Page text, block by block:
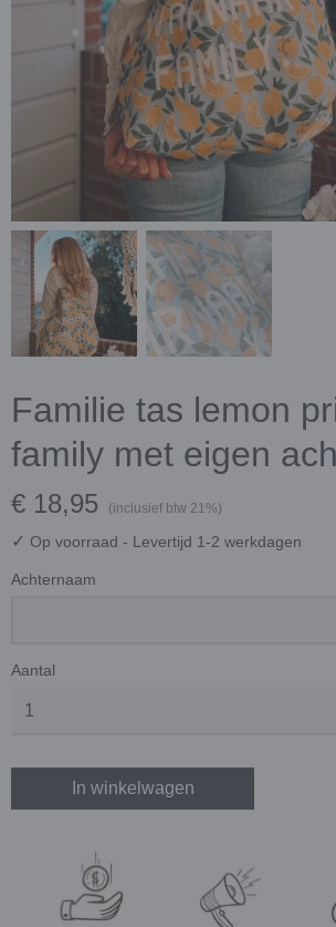
Familie tas lemon
family met eigen
€ 18,95 (inclusief btw 21%)
✓ Op voorraad - Levertijd 1-2 werkdagen
Achternaam
Aantal
In winkelwagen